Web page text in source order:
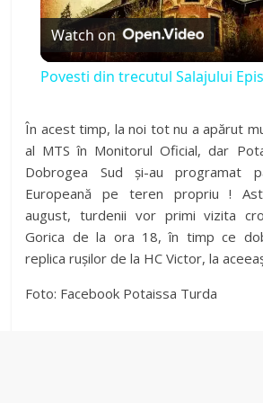
l
y
V
i
Watch on
Povesti din trecutul Salajului
În acest timp, la noi tot nu a apărut
al MTS în Monitorul Oficial, dar
Dobrogea Sud și-au programat
Europeană pe teren propriu !
august, turdenii vor primi vizita
Gorica de la ora 18, în timp ce
replica rușilor de la HC Victor, la
Foto: Facebook Potaissa Turda